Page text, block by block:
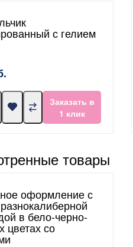
с гелием
Заказать в
1 клик
товары
оформление с
в бело-черно-
цветах со